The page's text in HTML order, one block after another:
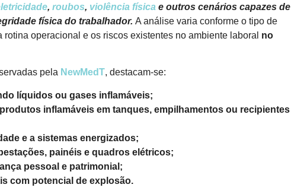
, roubos, violência física e outros cenários capazes de
física do trabalhador. A análise varia conforme o tipo de
operacional e os riscos existentes no ambiente laboral no
pela NewMedT, destacam-se:
líquidos ou gases inflamáveis;
inflamáveis em tanques, empilhamentos ou recipientes
e a sistemas energizados;
painéis e quadros elétricos;
pessoal e patrimonial;
com potencial de explosão.